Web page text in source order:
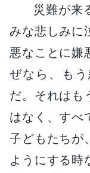
災難が来
みな悲しみに
悪なことに嫌
ぜなら、も
だ。それはも
はなく、すべ
子どもたちが
ようにする時